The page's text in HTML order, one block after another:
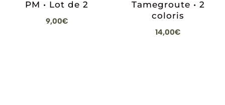
PM • Lot de 2
9,00€
Tamegroute • 2
coloris
14,00€